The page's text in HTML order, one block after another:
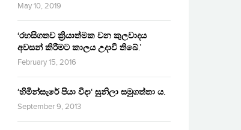
May 10, 2019
‘රහසිගතව ක්‍රියාත්මක වන කුලවාදය
අවසන් කිරීමට කාලය උදාවී තිබේ.’
February 15, 2016
‘හිමින්සැරේ පියා විදා‘ සුනිලා සමුගත්තා ය.
September 9, 2013